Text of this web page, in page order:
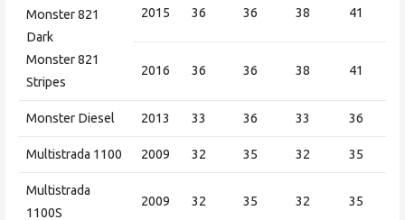
Monster 821
Dark
Monster 821
Stripes
2015 36 36 38 41
2016 36 36 38 41
Monster Diesel 2013 33 36 33 36
Multistrada 1100 2009 32 35 32 35
Multistrada
1100S
2009 32 35 32 35